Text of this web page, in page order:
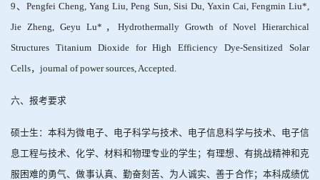
9、Pengfei Cheng, Yang Liu, Peng Sun, Sisi Du, Yaxin Cai, Fengmin Liu*,
Jie Zheng, Geyu Lu* ，Hydrothermally Growth of Novel Hierarchical
Structures Titanium Dioxide for High Efficiency Dye-Sensitized Solar
Cells， journal of power sources, Accepted.
六、报考要求
硕士生：本科为微电子、电子科学与技术、电子信息科学与技术、电子信
息工程与技术、化学、材料和物理专业的学生；有理想、有挑战精神和克
服困难的勇气、做事认真、勤奋刻苦、为人诚实、善于合作；本科成绩优